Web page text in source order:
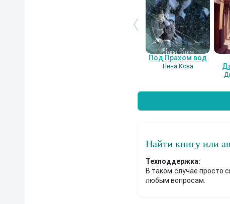
Под Прахом вод
Нина Кова
Найти книгу или
Техподдержка:
В таком случае просто
любым вопросам.